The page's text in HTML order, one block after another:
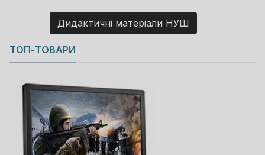
Дидактичні матеріали НУШ
Copyright MAXXmarketing GmbH
JoomShopping Download & Support
ТОП-ТОВАРИ